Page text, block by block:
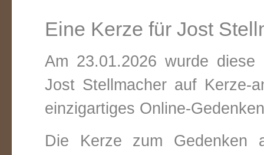
Eine Kerze für Jost
Am 23.01.2026 wurde
Jost Stellmacher auf Kerze-
einzigartiges Online-
Die Kerze zum Gedenken